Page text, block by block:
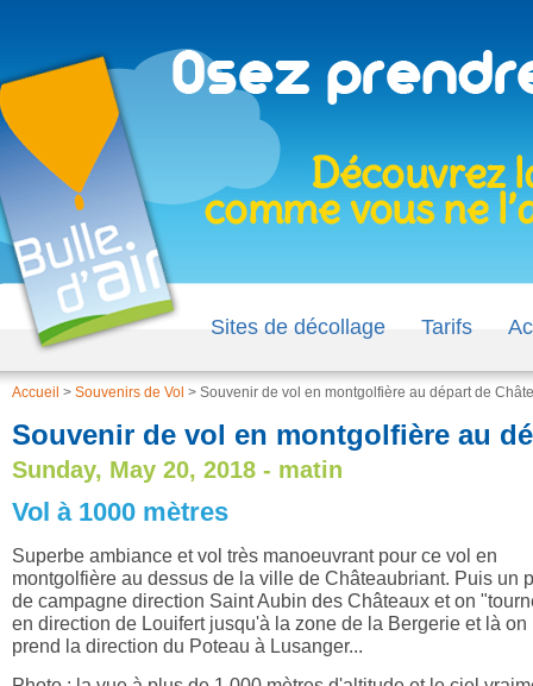
Sites de décollage Tarifs
Accueil > Souvenirs de Vol > Souvenir de vol en montgolfière au départ de
Souvenir de vol en montgolfière au
Sunday, May 20, 2018 - matin
Vol à 1000 mètres
Superbe ambiance et vol très manoeuvrant pour ce vol en
montgolfière au dessus de la ville de Châteaubriant. Puis un
de campagne direction Saint Aubin des Châteaux et on
en direction de Louifert jusqu'à la zone de la Bergerie et là on
prend la direction du Poteau à Lusanger...